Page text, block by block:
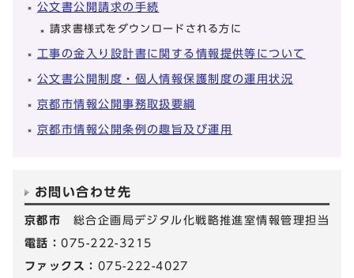
公文書公開請求の手続
請求書様式をダウンロードされる方に
工事の金入り設計書に関する情報提供等について
公文書公開制度・個人情報保護制度の運用状況
京都市情報公開事務取扱要綱
京都市情報公開条例の趣旨及び運用
お問い合わせ先
京都市 総合企画局デジタル化戦略推進室情報管理担当
電話：075-222-3215
ファックス： 075-222-4027